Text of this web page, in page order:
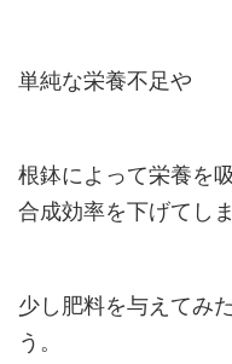
単純な栄養不足や
根鉢によって栄養を
合成効率を下げてし
少し肥料を与えてみ
う。